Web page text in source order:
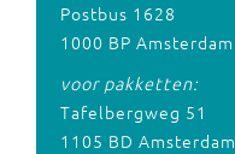
Postbus 1628
1000 BP Amsterdam
voor pakketten:
Tafelbergweg 51
1105 BD Amsterdam